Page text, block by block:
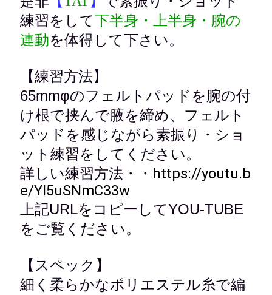
練習をして下半身・上半身・腕の
連動を体得して下さい。
【練習方法】
65mmφのフェルトパッドを腕の付
け根で挟んで腋を締め、フェルト
パッドを感じながら素振り・ショ
ット練習をしてください。
詳しい練習方法・・ https://youtu.b
e/YI5uSNmC33w
上記URLをコピーしてYOU-TUBE
をご覧ください。
【 スペック】
細く柔らかなポリエステル糸で編